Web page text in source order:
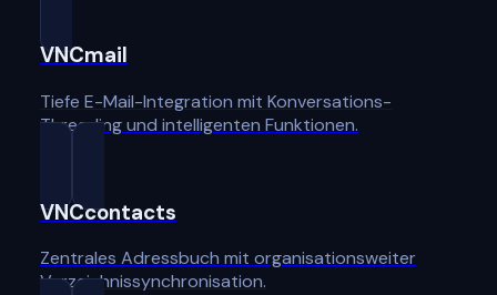
VNCmail
Tiefe E-Mail-Integration mit Konversations-
Threading und intelligenten Funktionen.
VNCcontacts
Zentrales Adressbuch mit organisationsweiter
Verzeichnissynchronisation.